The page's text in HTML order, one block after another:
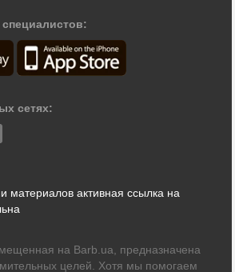
сетях:
материалов активная ссылка на
на Barb.ua, предназначена
целей. Хотя мы помогаем